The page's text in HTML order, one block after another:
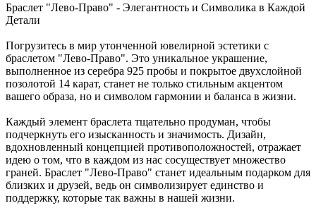
Браслет "Лево-Право" - Элегантность и Символика в Каждой
Детали
Погрузитесь в мир утонченной ювелирной эстетики с
браслетом "Лево-Право". Это уникальное украшение,
выполненное из серебра 925 пробы и покрытое двухслойной
позолотой 14 карат, станет не только стильным акцентом
вашего образа, но и символом гармонии и баланса в жизни.
Каждый элемент браслета тщательно продуман, чтобы
подчеркнуть его изысканность и значимость. Дизайн,
вдохновленный концепцией противоположностей, отражает
идею о том, что в каждом из нас сосуществует множество
граней. Браслет "Лево-Право" станет идеальным подарком для
близких и друзей, ведь он символизирует единство и
поддержку, которые так важны в нашей жизни.